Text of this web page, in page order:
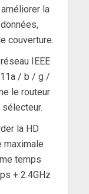
la
couverture.
IEEE
/ b / g /
le routeur
la HD
maximale
temps
+ 2.4GHz